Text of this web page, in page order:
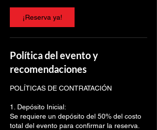
¡Reserva ya!
Política del evento y
recomendaciones
POLÍTICAS DE CONTRATACIÓN
1. Depósito Inicial:
Se requiere un depósito del 50% del costo
total del evento para confirmar la reserva.